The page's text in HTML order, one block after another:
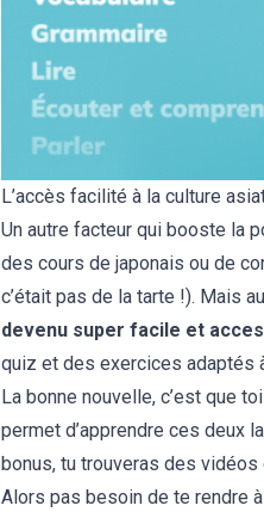
L’accès facilité à la culture
Un autre facteur qui booste la
des cours de japonais ou de
c’était pas de la tarte !). Mais
devenu super facile et
quiz et des exercices adaptés
La bonne nouvelle, c’est que
permet d’apprendre ces deux
bonus, tu trouveras des
Alors pas besoin de te rendre